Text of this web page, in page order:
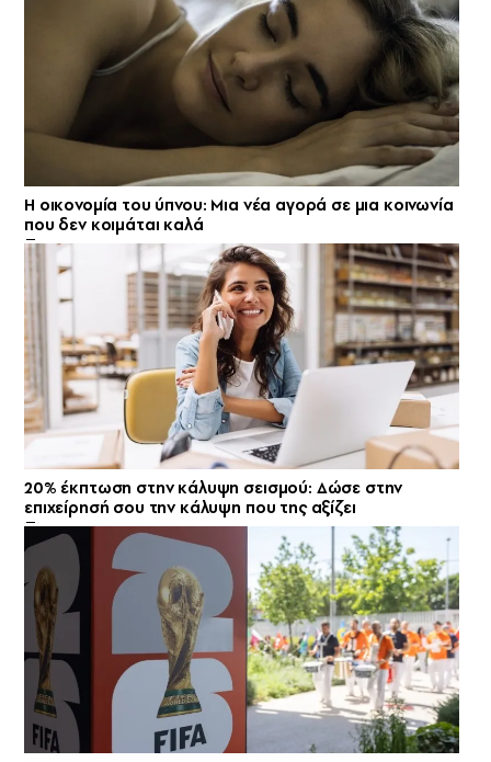
Η οικονομία του ύπνου: Μια νέα αγορά σε μια κοινωνία
που δεν κοιμάται καλά
20% έκπτωση στην κάλυψη σεισμού: Δώσε στην
επιχείρησή σου την κάλυψη που της αξίζει